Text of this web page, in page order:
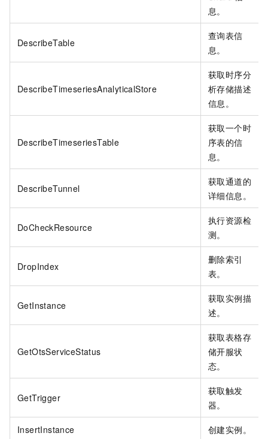
息。
DescribeTable
查询表信
息。
DescribeTimeseriesAnalyticalStore
获取时序分
析存储描述
信息。
DescribeTimeseriesTable
获取一个时
序表的信
息。
DescribeTunnel
获取通道的
详细信息。
DoCheckResource
执行资源检
测。
DropIndex
删除索引
表。
GetInstance
获取实例描
述。
GetOtsServiceStatus
获取表格存
储开服状
态。
GetTrigger
获取触发
器。
InsertInstance 创建实例。